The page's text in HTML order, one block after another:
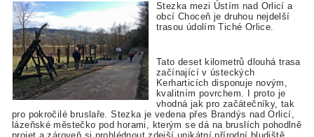
Stezka mezi Ústím nad Orlicí a
obcí Choceň je druhou nejdelší
trasou údolím Tiché Orlice.
Tato deset kilometrů dlouhá trasa
začínající v ústeckých
Kerharticích disponuje novým,
kvalitním povrchem. I proto je
vhodná jak pro začátečníky, tak
pro pokročilé bruslaře. Stezka je vedena přes Brandýs nad Orlicí,
lázeňské městečko pod horami, kterým se dá na bruslích pohodlně